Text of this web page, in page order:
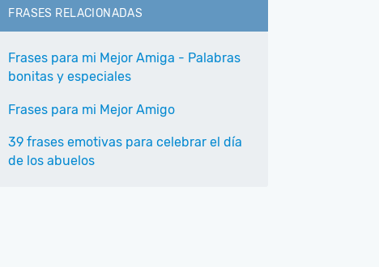
FRASES RELACIONADAS
Frases para mi Mejor Amiga - Palabras
bonitas y especiales
Frases para mi Mejor Amigo
39 frases emotivas para celebrar el día
de los abuelos